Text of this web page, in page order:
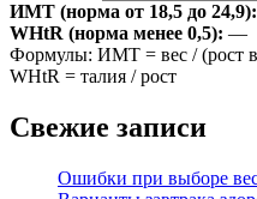
ИМТ (норма от 18,5 до 24,9):
WHtR (норма менее 0,5): —
Формулы: ИМТ = вес / (рост в
WHtR = талия / рост
Свежие записи
Ошибки при выборе